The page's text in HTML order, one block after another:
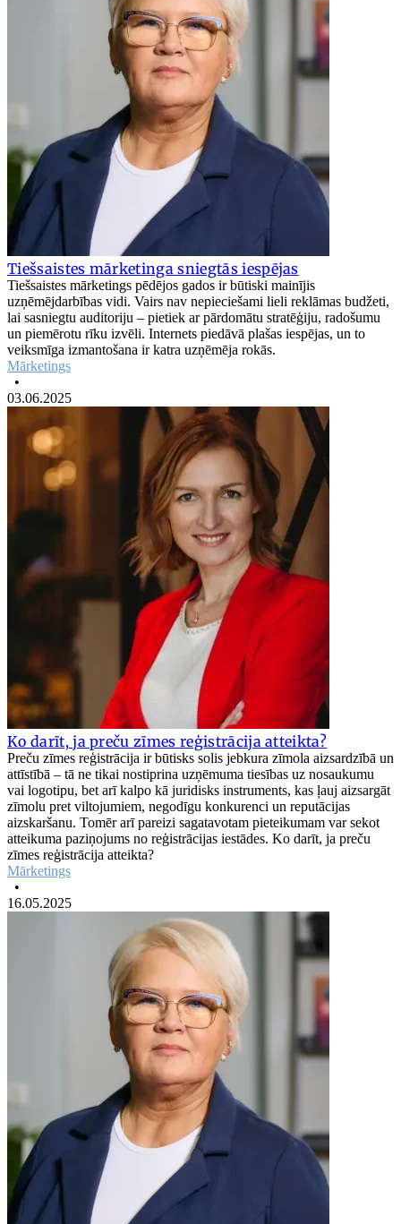
Tiešsaistes mārketinga sniegtās iespējas
Tiešsaistes mārketings pēdējos gados ir būtiski mainījis
uzņēmējdarbības vidi. Vairs nav nepieciešami lieli reklāmas budžeti,
lai sasniegtu auditoriju – pietiek ar pārdomātu stratēģiju, radošumu
un piemērotu rīku izvēli. Internets piedāvā plašas iespējas, un to
veiksmīga izmantošana ir katra uzņēmēja rokās.
Mārketings
•
03.06.2025
Ko darīt, ja preču zīmes reģistrācija atteikta?
Preču zīmes reģistrācija ir būtisks solis jebkura zīmola aizsardzībā un
attīstībā – tā ne tikai nostiprina uzņēmuma tiesības uz nosaukumu
vai logotipu, bet arī kalpo kā juridisks instruments, kas ļauj aizsargāt
zīmolu pret viltojumiem, negodīgu konkurenci un reputācijas
aizskaršanu. Tomēr arī pareizi sagatavotam pieteikumam var sekot
atteikuma paziņojums no reģistrācijas iestādes. Ko darīt, ja preču
zīmes reģistrācija atteikta?
Mārketings
•
16.05.2025